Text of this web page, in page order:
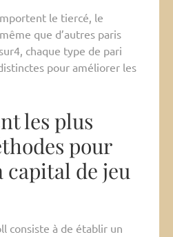
le tiercé, le
que d’autres paris
chaque type de pari
pour améliorer les
les plus
pour
capital de jeu
consiste à de établir un